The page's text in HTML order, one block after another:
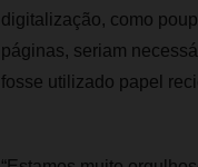
digitalização, como
páginas, seriam
fosse utilizado papel